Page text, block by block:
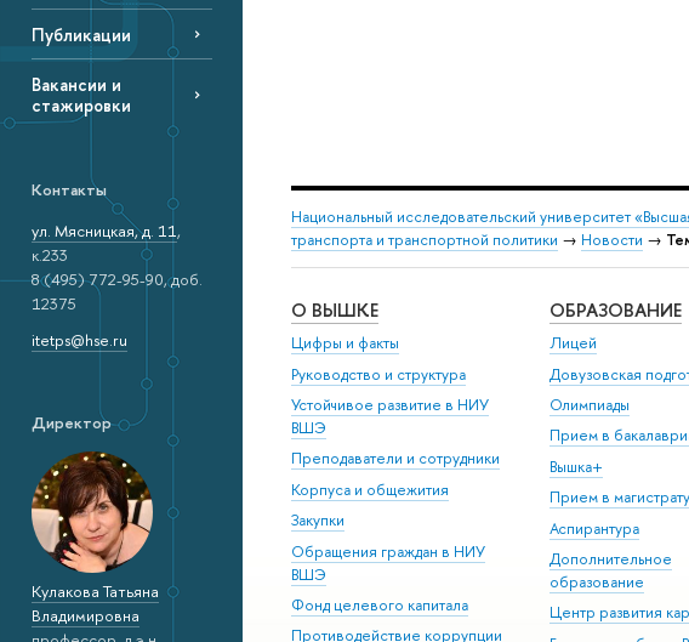
Публикации
Вакансии и
стажировки
Контакты
ул. Мясницкая, д. 11,
к.233
8 (495) 772-95-90, доб.
12375
itetps@hse.ru
Директор
Кулакова Татьяна
Владимировна
Национальный исследовательский университет
транспорта и транспортной политики → Новости →
О ВЫШКЕ
Цифры и факты
Руководство и структура
Устойчивое развитие в НИУ
ВШЭ
Преподаватели и сотрудники
Корпуса и общежития
Закупки
Обращения граждан в НИУ
ВШЭ
Фонд целевого капитала
Противодействие коррупции
ОБРАЗОВАНИЕ
Лицей
Довузовская
Олимпиады
Прием в
Вышка+
Прием в
Аспирантура
Дополнительное
образование
Центр развития